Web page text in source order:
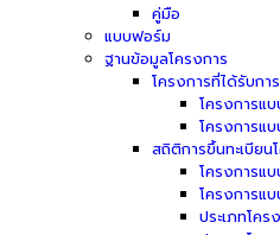
คู่มือ
แบบฟอร์ม
ฐานข้อมูลโครงการ
โครงการที่ได้รับกา
โครงการแ
โครงการแ
สถิติการขึ้นทะเบียน
โครงการแ
โครงการแ
ประเภทโค